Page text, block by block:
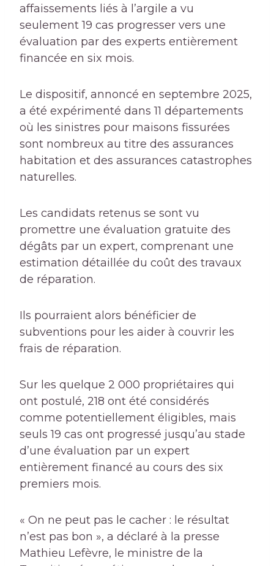
affaissements liés à l’argile a vu
seulement 19 cas progresser vers une
évaluation par des experts entièrement
financée en six mois.
Le dispositif, annoncé en septembre 2025,
a été expérimenté dans 11 départements
où les sinistres pour maisons fissurées
sont nombreux au titre des assurances
habitation et des assurances catastrophes
naturelles.
Les candidats retenus se sont vu
promettre une évaluation gratuite des
dégâts par un expert, comprenant une
estimation détaillée du coût des travaux
de réparation.
Ils pourraient alors bénéficier de
subventions pour les aider à couvrir les
frais de réparation.
Sur les quelque 2 000 propriétaires qui
ont postulé, 218 ont été considérés
comme potentiellement éligibles, mais
seuls 19 cas ont progressé jusqu’au stade
d’une évaluation par un expert
entièrement financé au cours des six
premiers mois.
« On ne peut pas le cacher : le résultat
n’est pas bon », a déclaré à la presse
Mathieu Lefèvre, le ministre de la